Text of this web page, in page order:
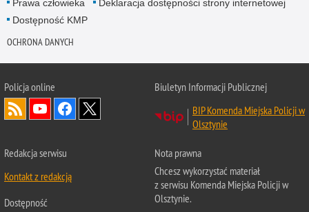
Prawa człowieka
Deklaracja dostępności strony internetowej
Dostępność KMP
OCHRONA DANYCH
Policja online
Biuletyn Informacji Publicznej
BIP Komenda Miejska Policji w
Olsztynie
Redakcja serwisu
Kontakt z redakcją
Dostępność
Nota prawna
Chcesz wykorzystać materiał
z serwisu Komenda Miejska Policji w
Olsztynie.